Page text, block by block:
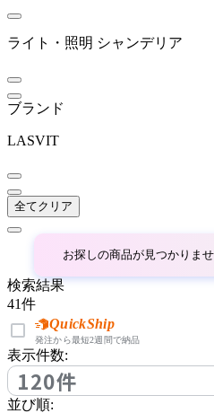
BROKIS
ブロッキス
CL Sterling & Son
シーエル スターリン
ンドサン
Coccole
ライト・照明 シャンデリア
ブランド
LASVIT
全てクリア
お探しの商品が見つかりま
検索結果
41件
QuickShip
発注から最短2週間で納品
表示件数:
120件
並び順: